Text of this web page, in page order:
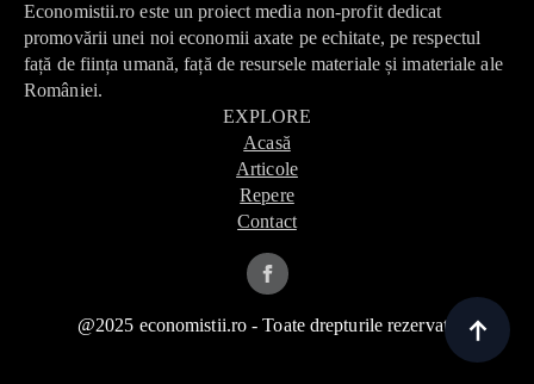
Economistii.ro este un proiect media non-profit dedicat
promovării unei noi economii axate pe echitate, pe respectul
față de ființa umană, față de resursele materiale și imateriale ale
României.
EXPLORE
Acasă
Articole
Repere
Contact
@2025 economistii.ro - Toate drepturile rezervate